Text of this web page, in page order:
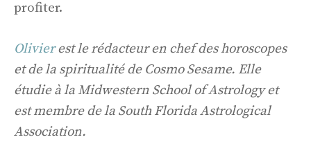
profiter.
Olivierest le rédacteur en chef des horoscopes
et de la spiritualité de Cosmo Sesame. Elle
étudie à la Midwestern School of Astrology et
est membre de la South Florida Astrological
Association.